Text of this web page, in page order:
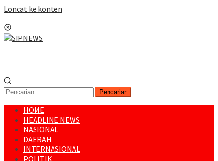
Loncat ke konten
Pencarian
HOME
HEADLINE NEWS
NASIONAL
DAERAH
INTERNASIONAL
POLITIK